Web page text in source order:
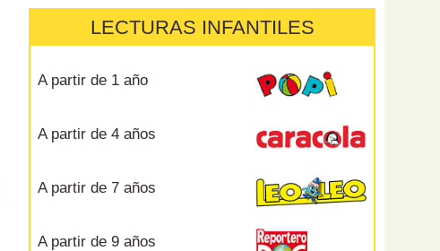
LECTURAS INFANTILES
A partir de 1 año
A partir de 4 años
A partir de 7 años
A partir de 9 años